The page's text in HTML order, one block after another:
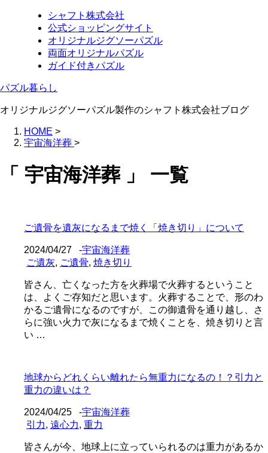
シャフト株式会社
公式ショッピングサイト
オリジナルジグソーパズル
両面オリジナルパズル
ガイド付きパズル
パズル暮らし
オリジナルジグソーパズル製作のシャフト株式会社ブログ
HOME >
宇宙海洋葬 >
「 宇宙海洋葬 」 一覧
ご遺骨を遺灰になるまで焼く「焼き切り」について
2024/04/27 -宇宙海洋葬
ご遺灰, ご遺骨, 焼き切り
皆さん、亡くなった方を火葬場で火葬するということ
は、よくご存知だと思います。火葬することで、形のわ
かるご遺骨になるのですが、この御遺骨を通り越し、さ
らに強い火力で灰になるまで焼くことを、焼き切りと言
い …
地球からどれくらい離れたら無重力になるの！？引力と
重力の違いは？
2024/04/25 -宇宙海洋葬
引力, 遠心力, 重力
皆さんが今、地球上に立っていられるのは重力があるか